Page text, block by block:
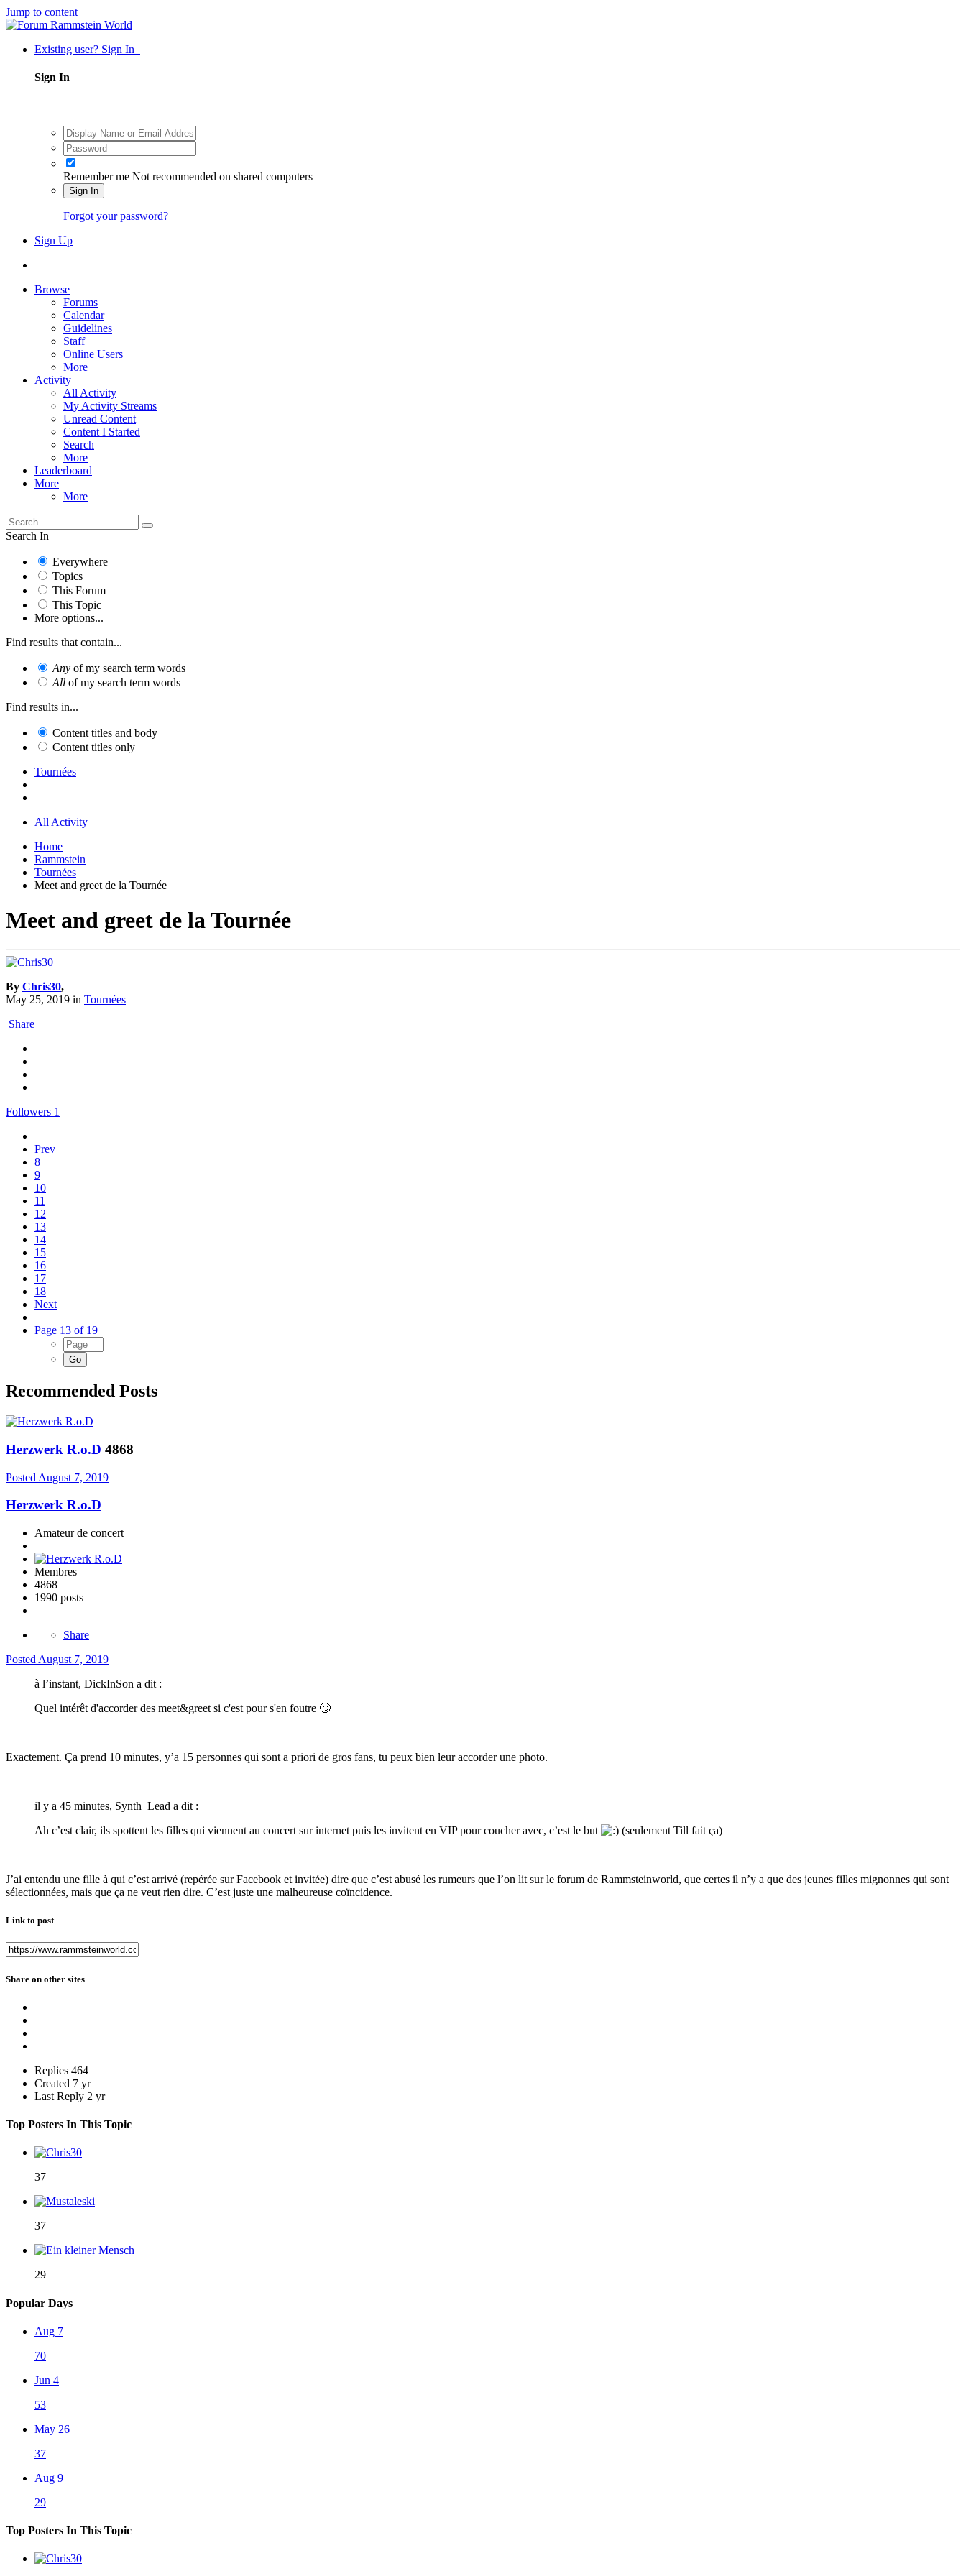
Jump to content
Existing user? Sign In
Sign In
Remember me Not recommended on shared computers
Sign In
Forgot your password?
Sign Up
Browse
Forums
Calendar
Guidelines
Staff
Online Users
More
Activity
All Activity
My Activity Streams
Unread Content
Content I Started
Search
More
Leaderboard
More
More
Search In
Everywhere
Topics
This Forum
This Topic
More options...
Find results that contain...
Any of my search term words
All of my search term words
Find results in...
Content titles and body
Content titles only
Tournées
All Activity
Home
Rammstein
Tournées
Meet and greet de la Tournée
Meet and greet de la Tournée
By Chris30,
May 25, 2019 in Tournées
Share
Followers 1
Prev
8
9
10
11
12
13
14
15
16
17
18
Next
Page 13 of 19
Recommended Posts
Herzwerk R.o.D 4868
Posted August 7, 2019
Herzwerk R.o.D
Amateur de concert
Membres
4868
1990 posts
Share
Posted August 7, 2019
à l’instant, DickInSon a dit :
Quel intérêt d'accorder des meet&greet si c'est pour s'en foutre 🙄
Exactement. Ça prend 10 minutes, y’a 15 personnes qui sont a priori de gros fans, tu peux bien leur accorder une photo.
il y a 45 minutes, Synth_Lead a dit :
Ah c’est clair, ils spottent les filles qui viennent au concert sur internet puis les invitent en VIP pour coucher avec, c’est le but
(seulement Till fait ça)
J’ai entendu une fille à qui c’est arrivé (repérée sur Facebook et invitée) dire que c’est abusé les rumeurs que l’on lit sur le forum de Rammsteinworld, que certes il n’y a que des jeunes filles mignonnes qui sont
sélectionnées, mais que ça ne veut rien dire. C’est juste une malheureuse coïncidence.
Link to post
Share on other sites
Replies 464
Created 7 yr
Last Reply 2 yr
Top Posters In This Topic
37
37
29
Popular Days
Aug 7
70
Jun 4
53
May 26
37
Aug 9
29
Top Posters In This Topic